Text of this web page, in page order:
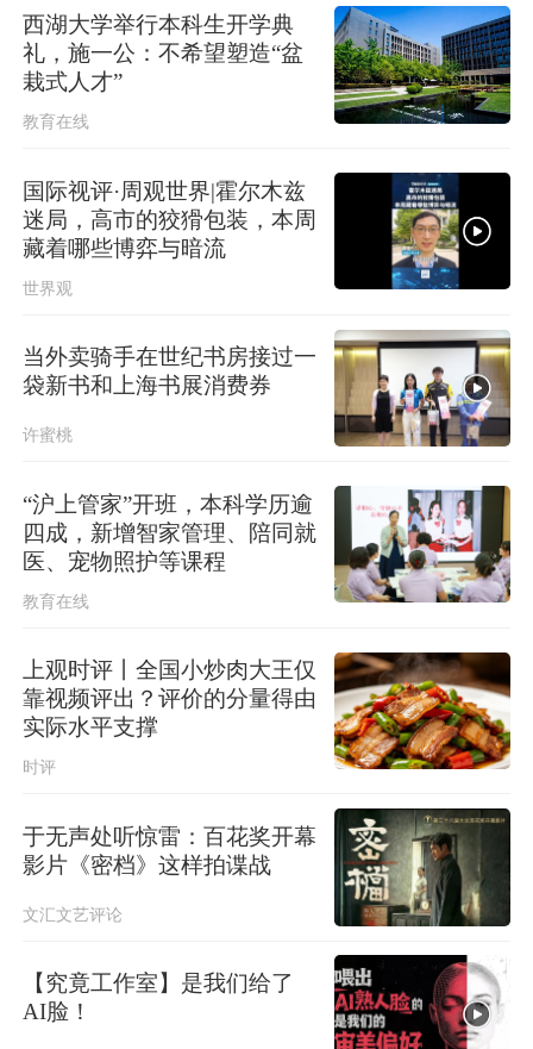
西湖大学举行本科生开学典
礼，施一公：不希望塑造“盆
栽式人才”
教育在线
国际视评·周观世界|霍尔木兹
迷局，高市的狡猾包装，本周
藏着哪些博弈与暗流
世界观
当外卖骑手在世纪书房接过一
袋新书和上海书展消费券
许蜜桃
“沪上管家”开班，本科学历逾
四成，新增智家管理、陪同就
医、宠物照护等课程
教育在线
上观时评丨全国小炒肉大王仅
靠视频评出？评价的分量得由
实际水平支撑
时评
于无声处听惊雷：百花奖开幕
影片《密档》这样拍谍战
文汇文艺评论
【究竟工作室】是我们给了
AI脸！